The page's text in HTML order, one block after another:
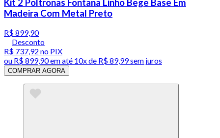
Kit 2 Poltronas Fontana Linho Bege Base Em
Madeira Com Metal Preto
R$ 899,90
Desconto
R$ 737,92 no PIX
ou R$ 899,90em até 10x de R$ 89,99 sem juros
COMPRAR AGORA